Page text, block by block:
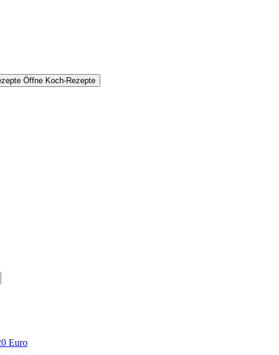
Öffne Koch-Rezepte
Euro